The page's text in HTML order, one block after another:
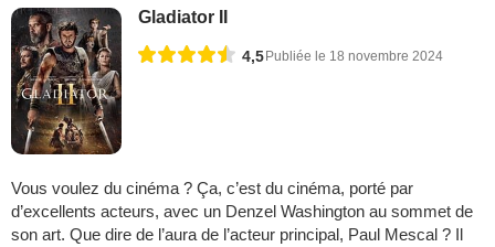
Gladiator II
4,5 Publiée le 18 novembre 2024
Vous voulez du cinéma ? Ça, c’est du cinéma, porté par
d’excellents acteurs, avec un Denzel Washington au sommet de
son art. Que dire de l’aura de l’acteur principal, Paul Mescal ? Il